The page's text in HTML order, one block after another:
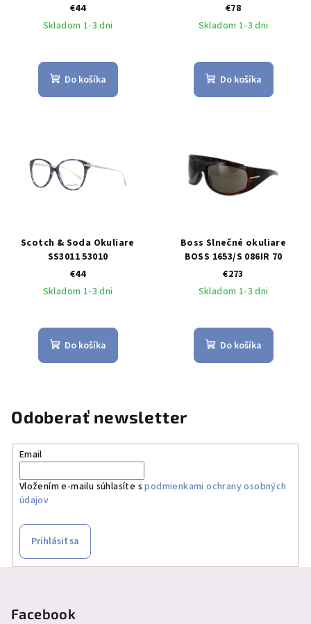
€44
Skladom 1-3 dni
Do košíka
€78
Skladom 1-3 dni
Do košíka
Scotch & Soda Okuliare
SS3011 53010
€44
Skladom 1-3 dni
Do košíka
Boss Slnečné okuliare
BOSS 1653/S 086IR 70
€273
Skladom 1-3 dni
Do košíka
Odoberať newsletter
Email
Vložením e-mailu súhlasíte spodmienkami ochrany osobných
údajov
Prihlásiť sa
Facebook